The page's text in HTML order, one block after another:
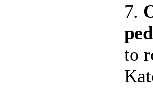
7.
to